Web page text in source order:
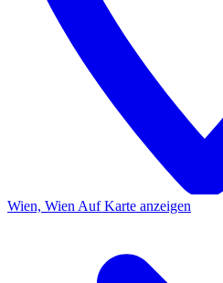
Wien, Wien Auf Karte anzeigen